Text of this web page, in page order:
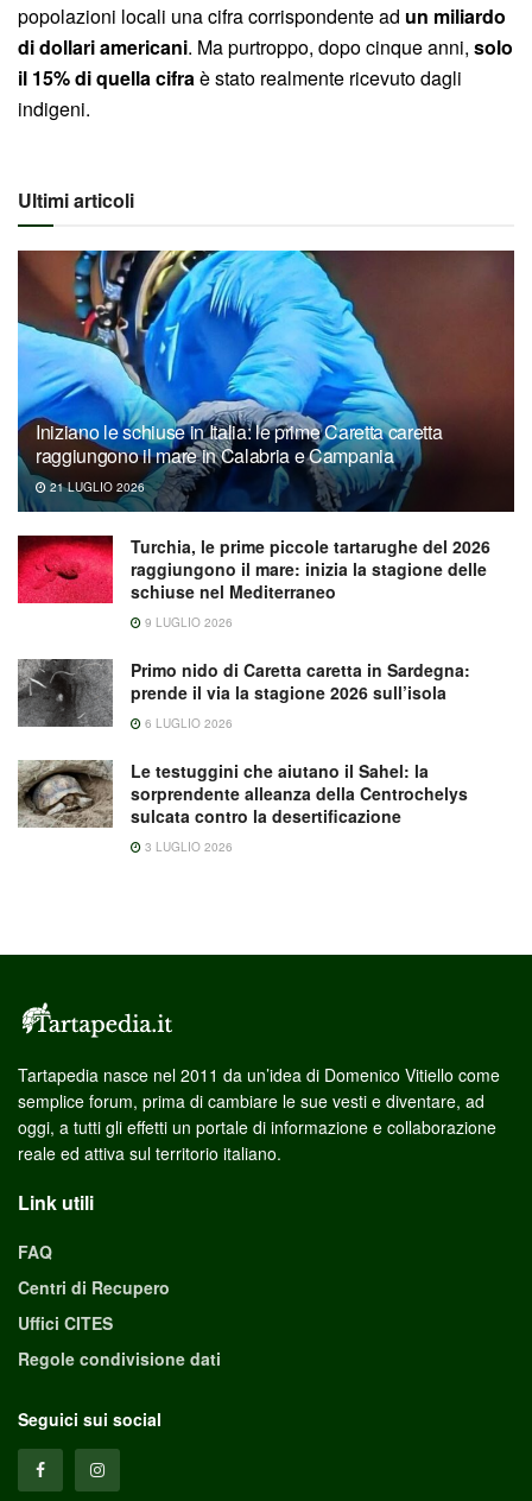
popolazioni locali una cifra corrispondente ad un miliardo
di dollari americani. Ma purtroppo, dopo cinque anni, solo
il 15% di quella cifraè stato realmente ricevuto dagli
indigeni.
Ultimi articoli
Iniziano le schiuse in Italia: le prime Caretta caretta
raggiungono il mare in Calabria e Campania
21 LUGLIO 2026
Turchia, le prime piccole tartarughe del 2026
raggiungono il mare: inizia la stagione delle
schiuse nel Mediterraneo
9 LUGLIO 2026
Primo nido di Caretta caretta in Sardegna:
prende il via la stagione 2026 sull’isola
6 LUGLIO 2026
Le testuggini che aiutano il Sahel: la
sorprendente alleanza della Centrochelys
sulcata contro la desertificazione
3 LUGLIO 2026
Tartapedia nasce nel 2011 da un’idea di Domenico Vitiello come
semplice forum, prima di cambiare le sue vesti e diventare, ad
oggi, a tutti gli effetti un portale di informazione e collaborazione
reale ed attiva sul territorio italiano.
Link utili
FAQ
Centri di Recupero
Uffici CITES
Regole condivisione dati
Seguici sui social